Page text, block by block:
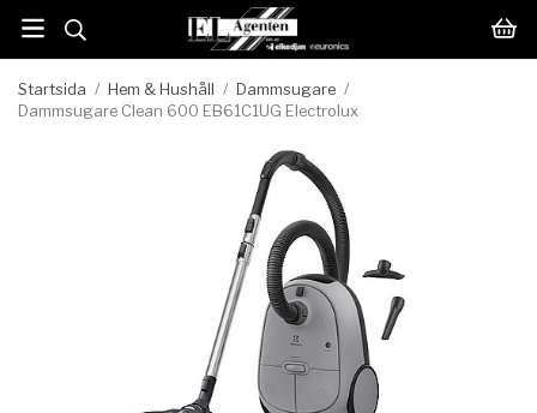
Startsida / Hem & Hushåll / Dammsugare /
Dammsugare Clean 600 EB61C1UG Electrolux